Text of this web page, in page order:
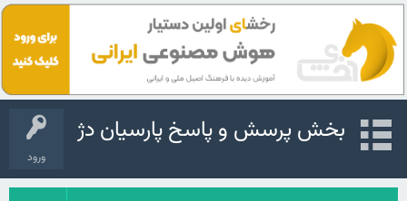
ورود
بخش پرسش و پاسخ پارسیان دژ